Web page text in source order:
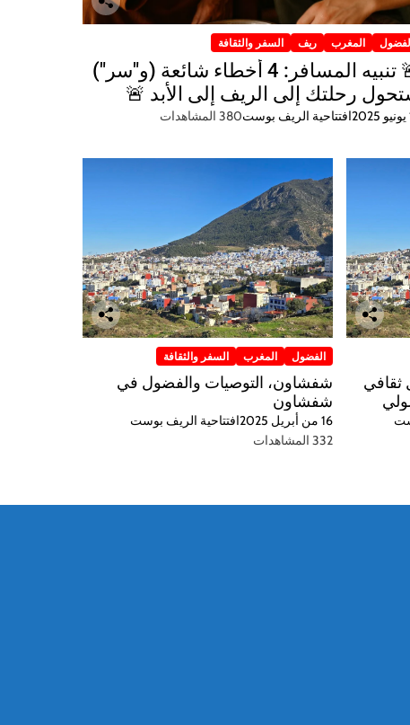
المغرب ريف السفر والثقافة
🚨 تنبيه المسافر: 4 أخطاء شائعة (و"سر")
رحلتك إلى الريف إلى الأبد 🚨
افتتاحية الريف بوست380 المشاهدات
ثقافي
الفضول المغرب السفر والثقافة
شفشاون، التوصيات والفضول في
شفشاون
16 من أبريل 2025
افتتاحية الريف بوست
332 المشاهدات